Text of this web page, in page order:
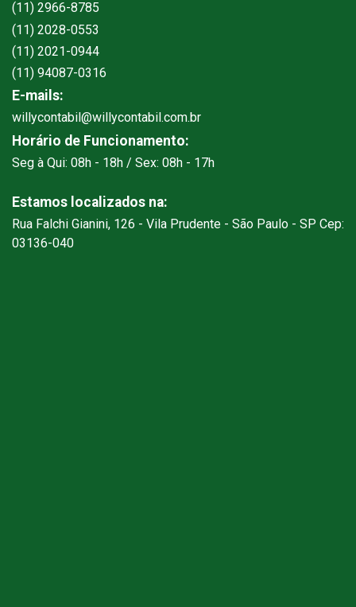
(11) 2966-8785
(11) 2028-0553
(11) 2021-0944
(11) 94087-0316
E-mails:
willycontabil@willycontabil.com.br
Horário de Funcionamento:
Seg à Qui: 08h - 18h / Sex: 08h - 17h
Estamos localizados na:
Rua Falchi Gianini, 126 - Vila Prudente - São Paulo - SP Cep:
03136-040